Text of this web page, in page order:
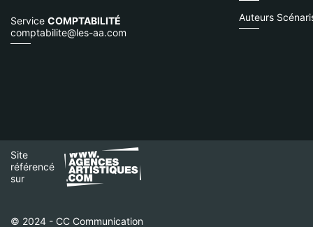
Service COMPTABILITÉ
comptabilite@les-aa.com
Auteurs
Site
référencé
sur
© 2024 - CC Communication